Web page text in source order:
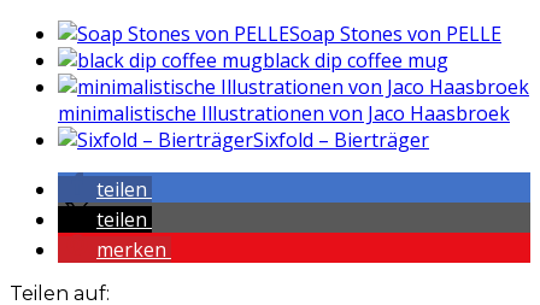
Soap Stones von PELLE
black dip coffee mug
minimalistische Illustrationen von Jaco Haasbroek
Sixfold – Bierträger
teilen
teilen
merken
Teilen auf: